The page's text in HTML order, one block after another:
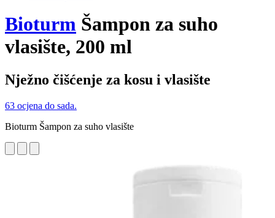
Bioturm Šampon za suho
vlasište, 200 ml
Nježno čišćenje za kosu i vlasište
63 ocjena do sada.
Bioturm Šampon za suho vlasište